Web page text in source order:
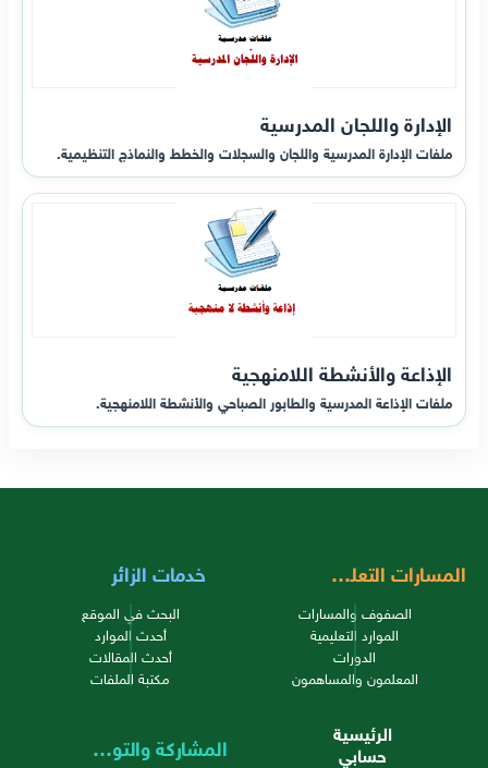
الإدارة واللجان المدرسية
ملفات الإدارة المدرسية واللجان والسجلات والخطط والنماذج التنظيمية.
الإذاعة والأنشطة اللامنهجية
ملفات الإذاعة المدرسية والطابور الصباحي والأنشطة اللامنهجية.
المسارات التعليمية
الصفوف والمسارات
الموارد التعليمية
الدورات
المعلمون والمساهمون
خدمات الزائر
البحث في الموقع
أحدث الموارد
أحدث المقالات
مكتبة الملفات
الرئيسية
حسابي المشاركة والتواصل